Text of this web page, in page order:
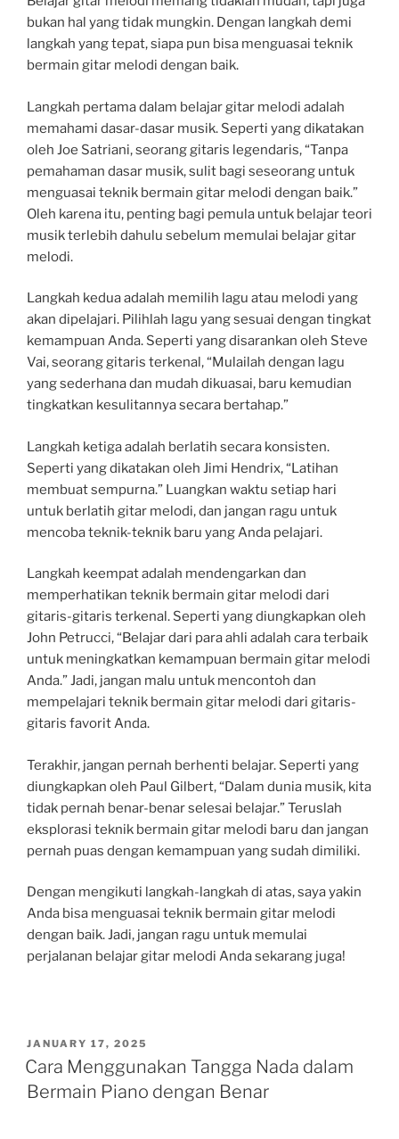
bukan hal yang tidak mungkin. Dengan langkah demi
langkah yang tepat, siapa pun bisa menguasai teknik
bermain gitar melodi dengan baik.
Langkah pertama dalam belajar gitar melodi adalah
memahami dasar-dasar musik. Seperti yang dikatakan
oleh Joe Satriani, seorang gitaris legendaris, “Tanpa
pemahaman dasar musik, sulit bagi seseorang untuk
menguasai teknik bermain gitar melodi dengan baik.”
Oleh karena itu, penting bagi pemula untuk belajar teori
musik terlebih dahulu sebelum memulai belajar gitar
melodi.
Langkah kedua adalah memilih lagu atau melodi yang
akan dipelajari. Pilihlah lagu yang sesuai dengan tingkat
kemampuan Anda. Seperti yang disarankan oleh Steve
Vai, seorang gitaris terkenal, “Mulailah dengan lagu
yang sederhana dan mudah dikuasai, baru kemudian
tingkatkan kesulitannya secara bertahap.”
Langkah ketiga adalah berlatih secara konsisten.
Seperti yang dikatakan oleh Jimi Hendrix, “Latihan
membuat sempurna.” Luangkan waktu setiap hari
untuk berlatih gitar melodi, dan jangan ragu untuk
mencoba teknik-teknik baru yang Anda pelajari.
Langkah keempat adalah mendengarkan dan
memperhatikan teknik bermain gitar melodi dari
gitaris-gitaris terkenal. Seperti yang diungkapkan oleh
John Petrucci, “Belajar dari para ahli adalah cara terbaik
untuk meningkatkan kemampuan bermain gitar melodi
Anda.” Jadi, jangan malu untuk mencontoh dan
mempelajari teknik bermain gitar melodi dari gitaris-
gitaris favorit Anda.
Terakhir, jangan pernah berhenti belajar. Seperti yang
diungkapkan oleh Paul Gilbert, “Dalam dunia musik, kita
tidak pernah benar-benar selesai belajar.” Teruslah
eksplorasi teknik bermain gitar melodi baru dan jangan
pernah puas dengan kemampuan yang sudah dimiliki.
Dengan mengikuti langkah-langkah di atas, saya yakin
Anda bisa menguasai teknik bermain gitar melodi
dengan baik. Jadi, jangan ragu untuk memulai
perjalanan belajar gitar melodi Anda sekarang juga!
POSTED
ON
JANUARY 17, 2025
Cara Menggunakan Tangga Nada dalam
Bermain Piano dengan Benar